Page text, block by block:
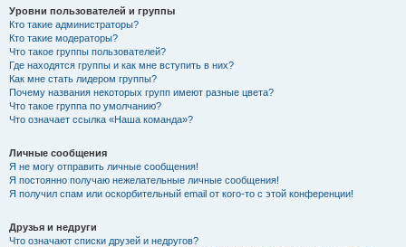
Уровни пользователей и группы
Кто такие администраторы?
Кто такие модераторы?
Что такое группы пользователей?
Где находятся группы и как мне вступить в них?
Как мне стать лидером группы?
Почему названия некоторых групп имеют разные цвета?
Что такое группа по умолчанию?
Что означает ссылка «Наша команда»?
Личные сообщения
Я не могу отправить личные сообщения!
Я постоянно получаю нежелательные личные сообщения!
Я получил спам или оскорбительный email от кого-то с этой конференции!
Друзья и недруги
Что означают списки друзей и недругов?